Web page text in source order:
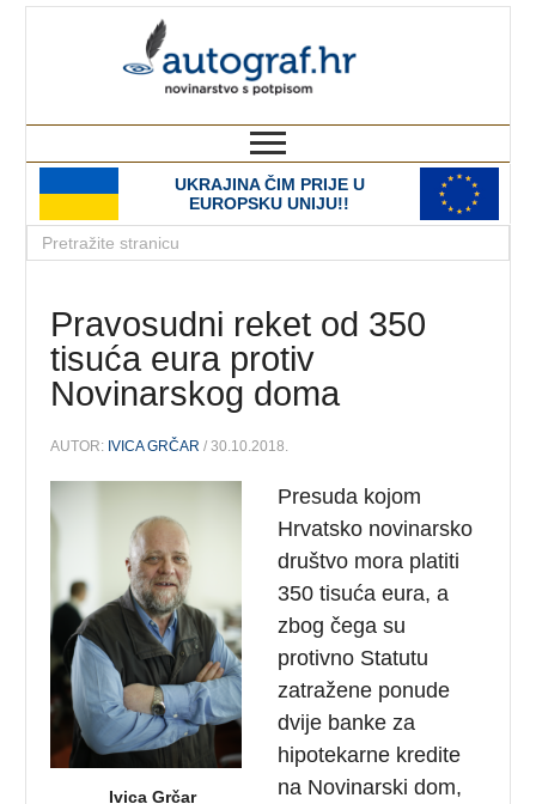
UKRAJINA ČIM PRIJE U
EUROPSKU UNIJU!!
Pravosudni reket od 350
tisuća eura protiv
Novinarskog doma
AUTOR: IVICA GRČAR / 30.10.2018.
Ivica Grčar
Presuda kojom
Hrvatsko novinarsko
društvo mora platiti
350 tisuća eura, a
zbog čega su
protivno Statutu
zatražene ponude
dvije banke za
hipotekarne kredite
na Novinarski dom,